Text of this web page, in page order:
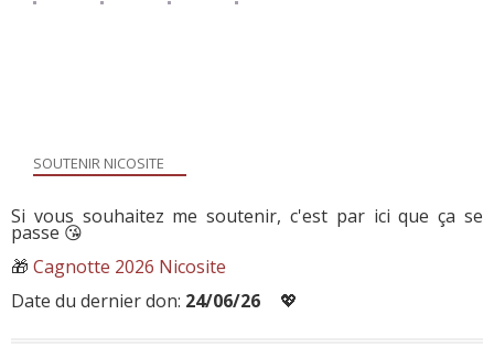
SOUTENIR NICOSITE
Si vous souhaitez me soutenir, c'est par ici que ça se
passe 😘
🎁 Cagnotte 2026 Nicosite
Date du dernier don: 24/06/26 💖